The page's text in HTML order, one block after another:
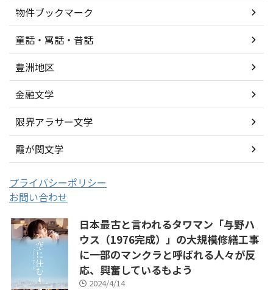
物件ブックマーク
童話・寓話・昔話
豊洲地区
金融文学
限界アラサー文学
霞が関文学
プライバシーポリシー
お問い合わせ
日本最古と言われるタワマン「与野ハ
ウス（1976完成）」の大規模修繕工事
に一部のマンクラと呼ばれる人々が反
応、興奮しているもよう
2024/4/14